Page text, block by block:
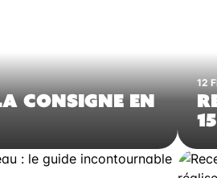
CONSIGNE EN
12